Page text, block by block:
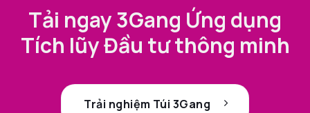
Tải ngay 3Gang Ứng dụng
Tích lũy Đầu tư thông minh
Trải nghiệm Túi 3Gang